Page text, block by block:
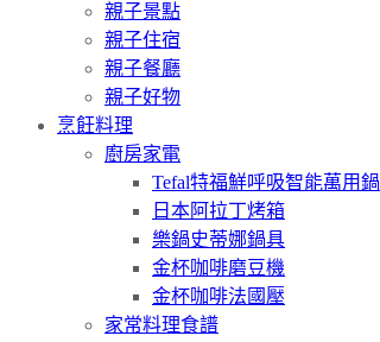
親子景點
親子住宿
親子餐廳
親子好物
烹飪料理
廚房家電
Tefal特福鮮呼吸智能萬用鍋
日本阿拉丁烤箱
樂鍋史蒂娜鍋具
金杯咖啡磨豆機
金杯咖啡法國壓
家常料理食譜